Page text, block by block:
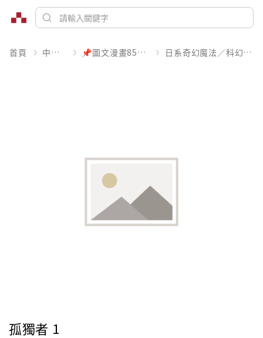
首頁 中文書 📌圖文漫畫85折起 日系奇幻魔法／科幻冒險
孤獨者 1